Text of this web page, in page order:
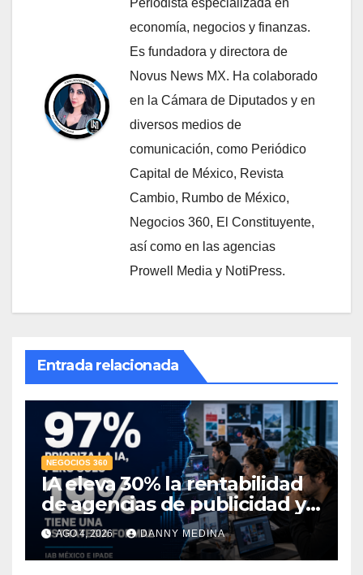
Periodista especializada en
economía, negocios y finanzas.
Es fundadora y directora de
Novus News MX. Ha colaborado
en la Cámara de Diputados y en
diversos medios de
comunicación, como Periódico
Capital de México, Revista
Cambio, Rumbo de México,
Negocios 360, El Constituyente,
así como en las agencias
Prowell Media y NotiPress.
Entrada relacionada
NEGOCIOS 360
IA eleva 30% la rentabilidad
de agencias de publicidad y
pone en jaque el cobro por
hora: IAB México e IPADE
AGO 4, 2026 DANNY MEDINA